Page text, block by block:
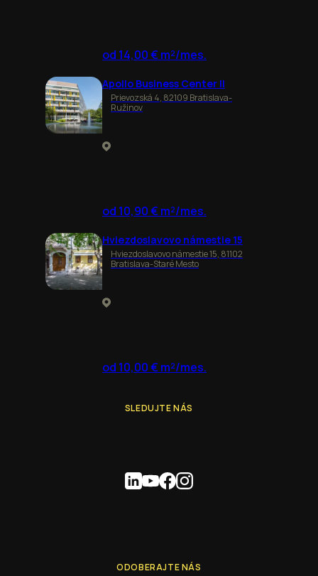
od 14,00 € m²/mes.
Apollo Business Center II
Prievozská 4, 82109 Bratislava-
Ružinov
od 10,90 € m²/mes.
Hviezdoslavovo námestie 15
Hviezdoslavovo námestie 15, 81102
Bratislava-Staré Mesto
od 10,00 € m²/mes.
SLEDUJTE NÁS
ODOBERAJTE NÁS